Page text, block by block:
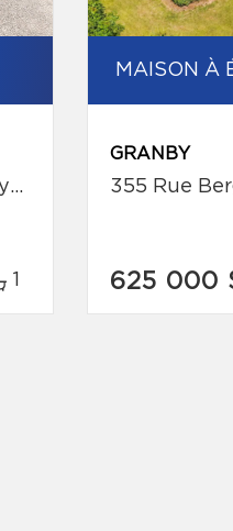
329-2200 Rue St-Georges (Lemoyne)
1
MAISON À
GRANBY
355 Rue
625 000